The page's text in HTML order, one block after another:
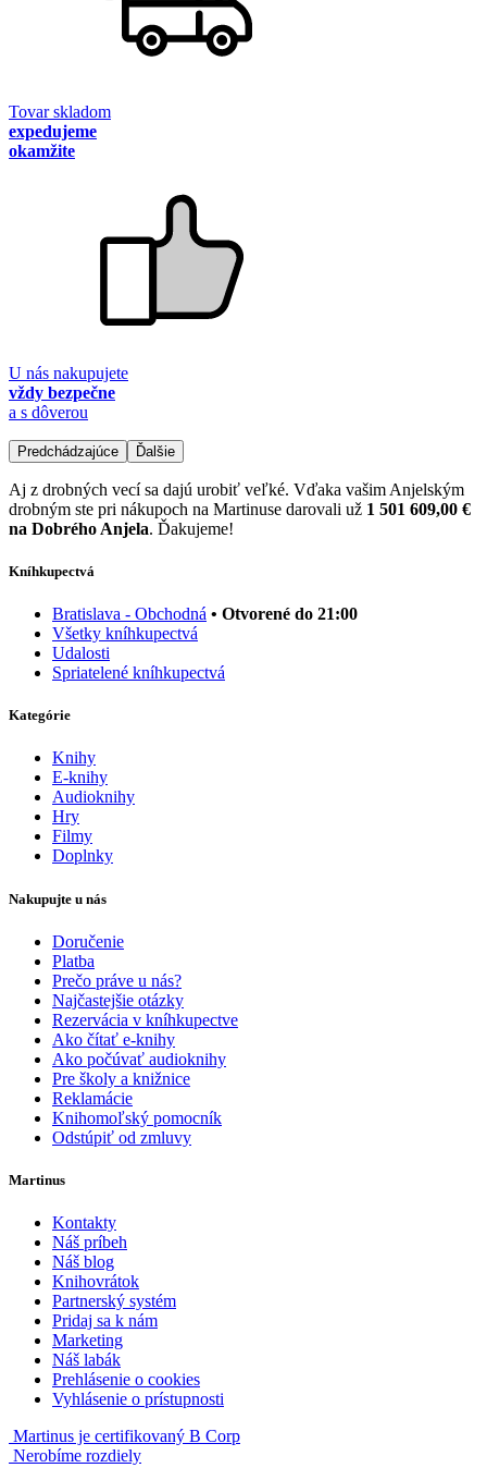
Tovar skladom
expedujeme
okamžite
U nás nakupujete
vždy bezpečne
a s dôverou
Predchádzajúce Ďalšie
Aj z drobných vecí sa dajú urobiť veľké. Vďaka vašim Anjelským
drobným ste pri nákupoch na Martinuse darovali už 1 501 609,00 €
na Dobrého Anjela. Ďakujeme!
Kníhkupectvá
Bratislava - Obchodná • Otvorené do 21:00
Všetky kníhkupectvá
Udalosti
Spriatelené kníhkupectvá
Kategórie
Knihy
E-knihy
Audioknihy
Hry
Filmy
Doplnky
Nakupujte u nás
Doručenie
Platba
Prečo práve u nás?
Najčastejšie otázky
Rezervácia v kníhkupectve
Ako čítať e-knihy
Ako počúvať audioknihy
Pre školy a knižnice
Reklamácie
Knihomoľský pomocník
Odstúpiť od zmluvy
Martinus
Kontakty
Náš príbeh
Náš blog
Knihovrátok
Partnerský systém
Pridaj sa k nám
Marketing
Náš labák
Prehlásenie o cookies
Vyhlásenie o prístupnosti
Martinus je certifikovaný B Corp
Nerobíme rozdiely